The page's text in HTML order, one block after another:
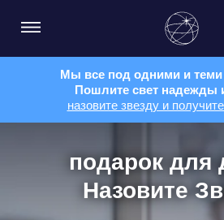
Мы все под одними и теми
Пошлите свет надежды
назовите звезду и
подарок для
Назовите